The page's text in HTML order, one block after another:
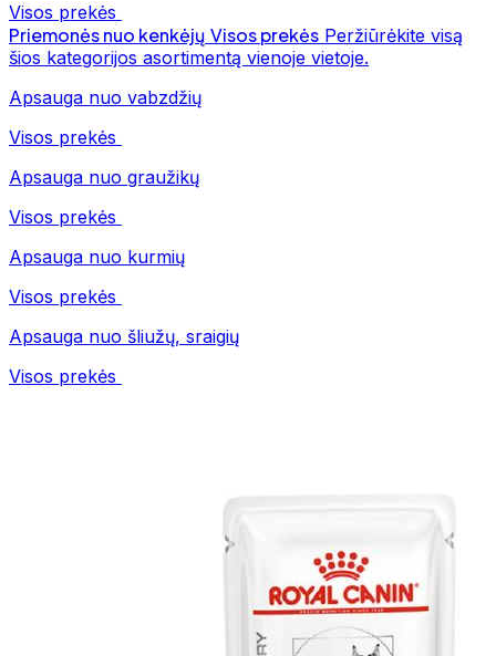
Visos prekės
Priemonės nuo kenkėjų Visos prekės Peržiūrėkite visą
šios kategorijos asortimentą vienoje vietoje.
Apsauga nuo vabzdžių
Visos prekės
Apsauga nuo graužikų
Visos prekės
Apsauga nuo kurmių
Visos prekės
Apsauga nuo šliužų, sraigių
Visos prekės